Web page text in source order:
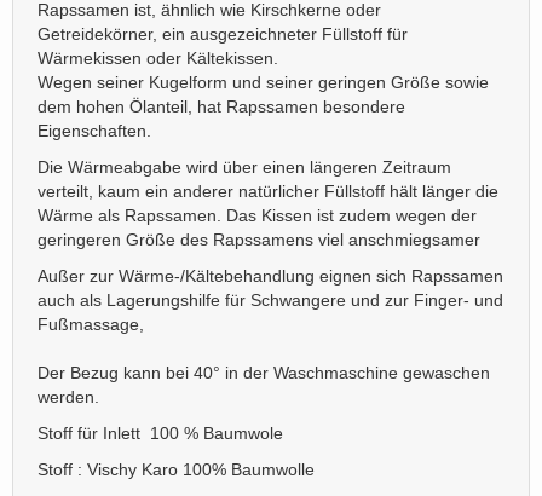
Rapssamen ist, ähnlich wie Kirschkerne oder
Getreidekörner, ein ausgezeichneter Füllstoff für
Wärmekissen oder Kältekissen.
Wegen seiner Kugelform und seiner geringen Größe sowie
dem hohen Ölanteil, hat Rapssamen besondere
Eigenschaften.
Die Wärmeabgabe wird über einen längeren Zeitraum
verteilt, kaum ein anderer natürlicher Füllstoff hält länger die
Wärme als Rapssamen. Das Kissen ist zudem wegen der
geringeren Größe des Rapssamens viel anschmiegsamer
Außer zur Wärme-/Kältebehandlung eignen sich Rapssamen
auch als Lagerungshilfe für Schwangere und zur Finger- und
Fußmassage,
Der Bezug kann bei 40° in der Waschmaschine gewaschen
werden.
Stoff für Inlett 100 % Baumwole
Stoff : Vischy Karo 100% Baumwolle